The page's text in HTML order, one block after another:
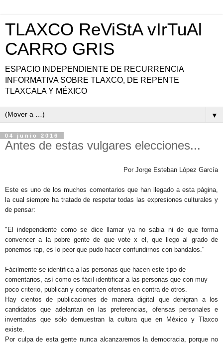
TLAXCO ReViStA vIrTuAl
CARRO GRIS
ESPACIO INDEPENDIENTE DE RECURRENCIA
INFORMATIVA SOBRE TLAXCO, DE REPENTE
TLAXCALA Y MÉXICO
▼
04 junio 2016
Antes de estas vulgares elecciones...
Por Jorge Esteban López García
Este es uno de los muchos comentarios que han llegado a esta página,
la cual siempre ha tratado de respetar todas las expresiones culturales y
de pensar:
"El independiente como se dice llamar ya no sabia ni de que forma
convencer a la pobre gente de que vote x el, que llego al grado de
ponernos rap, es lo peor que pudo hacer confundirnos con bandalos."
Fácilmente se identifica a las personas que hacen este tipo de
comentarios, así como es fácil identificar a las personas que con muy
poco criterio, publican y comparten ofensas en contra de otros.
Hay cientos de publicaciones de manera digital que denigran a los
candidatos que adelantan en las preferencias, ofensas personales e
inventadas que sólo demuestran la cultura que en México y Tlaxco
existe.
Por culpa de esta gente nunca alcanzaremos la democracia, porque no